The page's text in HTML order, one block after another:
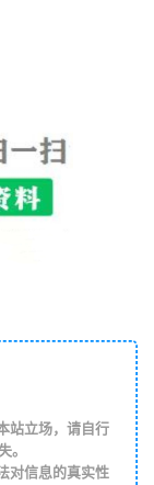
站立场，请自行
。
对信息的真实性